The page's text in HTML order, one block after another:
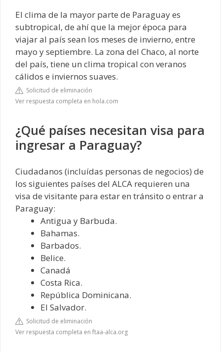
El clima de la mayor parte de Paraguay es
subtropical, de ahí que la mejor época para
viajar al país sean los meses de invierno, entre
mayo y septiembre. La zona del Chaco, al norte
del país, tiene un clima tropical con veranos
cálidos e inviernos suaves.
Solicitud de eliminación
Ver respuesta completa en hola.com
¿Qué países necesitan visa para
ingresar a Paraguay?
Ciudadanos (incluídas personas de negocios) de
los siguientes países del ALCA requieren una
visa de visitante para estar en tránsito o entrar a
Paraguay:
Antigua y Barbuda.
Bahamas.
Barbados.
Belice.
Canadá
Costa Rica.
República Dominicana.
El Salvador.
Solicitud de eliminación
Ver respuesta completa en ftaa-alca.org